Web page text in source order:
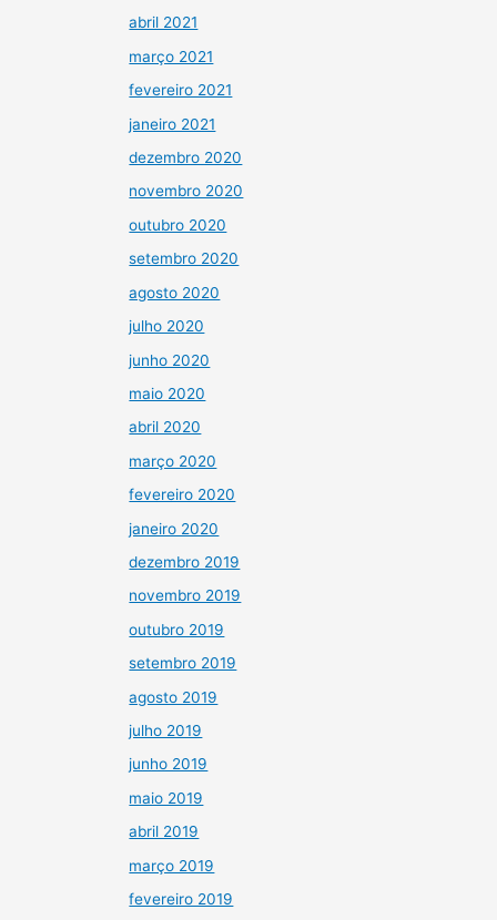
abril 2021
março 2021
fevereiro 2021
janeiro 2021
dezembro 2020
novembro 2020
outubro 2020
setembro 2020
agosto 2020
julho 2020
junho 2020
maio 2020
abril 2020
março 2020
fevereiro 2020
janeiro 2020
dezembro 2019
novembro 2019
outubro 2019
setembro 2019
agosto 2019
julho 2019
junho 2019
maio 2019
abril 2019
março 2019
fevereiro 2019